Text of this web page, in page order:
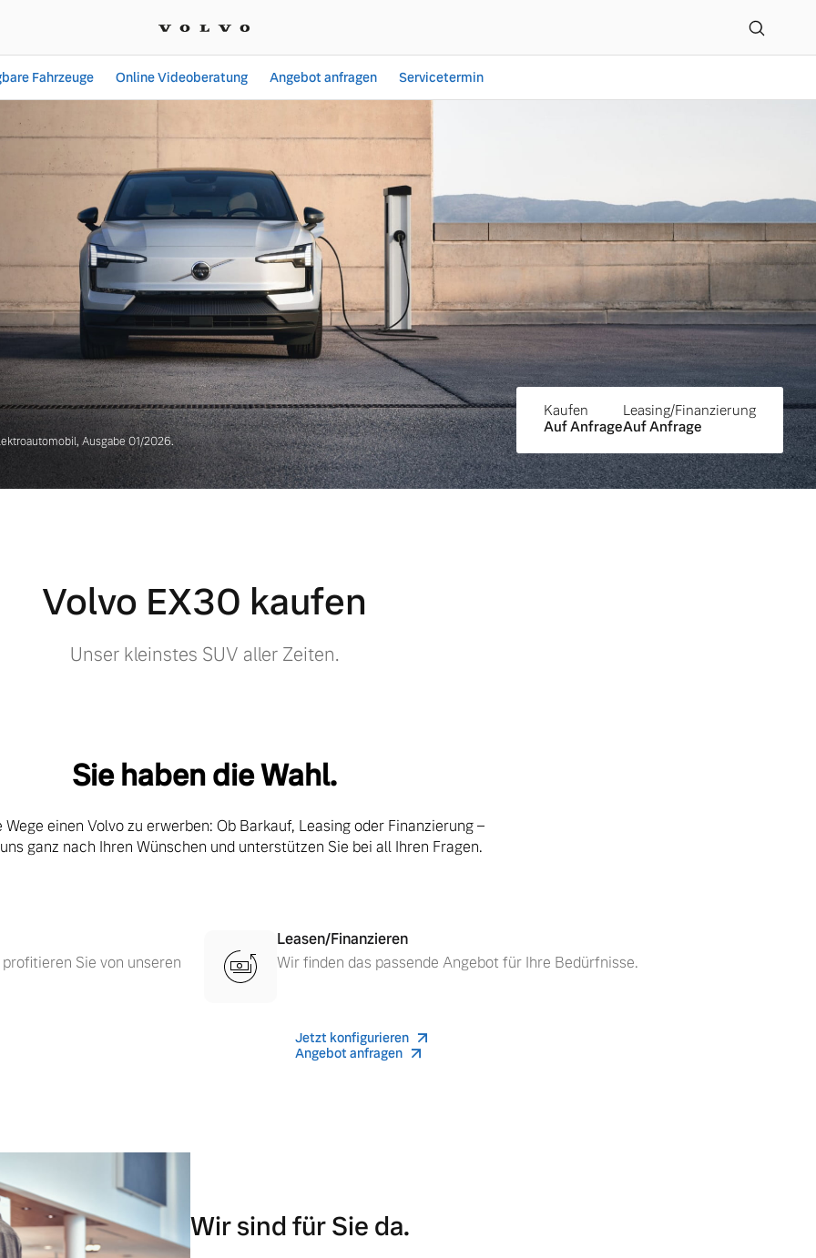
bei SVENSCAR GmbH in Baierbrunn
Fahrzeuge Online Videoberatung Angebot anfragen Servicetermin
Ausgabe 01/2026.
Kaufen
Auf Anfrage
Leasing/Finanzierung
Auf Anfrage
Volvo EX30 kaufen
Unser kleinstes SUV aller Zeiten.
Sie haben die Wahl.
Wege einen Volvo zu erwerben: Ob Barkauf, Leasing oder Finanzierung –
ganz nach Ihren Wünschen und unterstützen Sie bei all Ihren Fragen.
Sie von unseren
Leasen/Finanzieren
Wir finden das passende Angebot für Ihre Bedürfnisse.
Jetzt konfigurieren
Angebot anfragen
Wir sind für Sie da.